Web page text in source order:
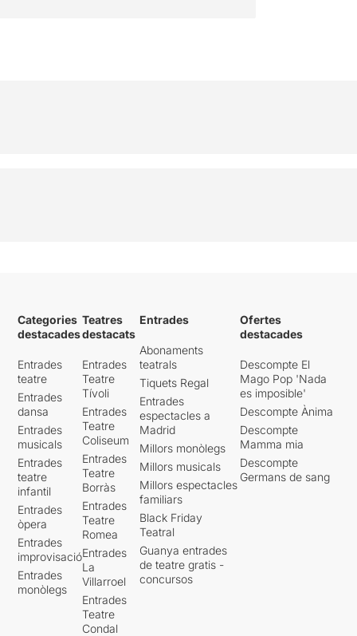
Categories
destacades
Entrades
teatre
Entrades
dansa
Entrades
musicals
Entrades
teatre
infantil
Entrades
òpera
Entrades
improvisació
Entrades
monòlegs
Teatres
destacats
Entrades
Teatre
Tívoli
Entrades
Teatre
Coliseum
Entrades
Teatre
Borràs
Entrades
Teatre
Romea
Entrades
La
Villarroel
Entrades
Teatre
Condal
Entrades
Abonaments
teatrals
Tiquets Regal
Entrades
espectacles a
Madrid
Millors monòlegs
Millors musicals
Millors espectacles
familiars
Black Friday
Teatral
Guanya entrades
de teatre gratis -
concursos
Ofertes
destacades
Descompte El
Mago Pop 'Nada
es imposible'
Descompte Ànima
Descompte
Mamma mia
Descompte
Germans de sang